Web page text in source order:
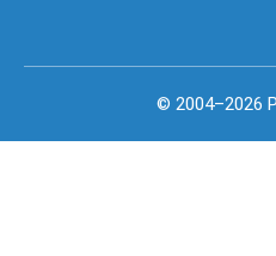
© 2004–2026